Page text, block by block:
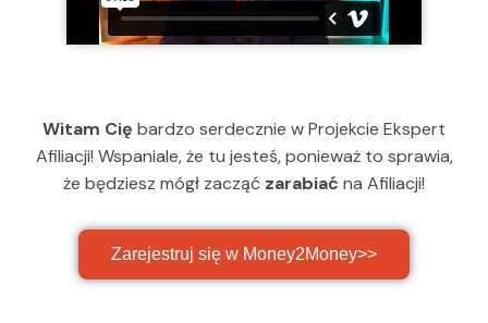
Witam Cię bardzo serdecznie w Projekcie Ekspert
Afiliacji! Wspaniale, że tu jesteś, ponieważ to sprawia,
że będziesz mógł zacząć zarabiać na Afiliacji!
Zarejestruj się w Money2Money>>